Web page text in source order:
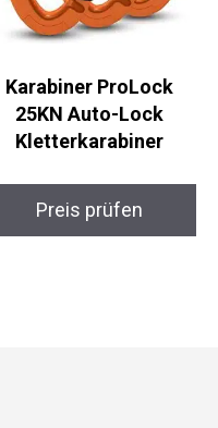
Karabiner ProLock
25KN Auto-Lock
Kletterkarabiner
Preis prüfen